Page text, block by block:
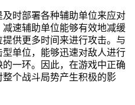
时部署各种辅助单位来应对
速辅助单位能够有效地减缓
供更多时间来进行攻击。与
单位，能够迅速对敌人进行
一环。因此，在游戏中正确
个战斗局势产生积极的影